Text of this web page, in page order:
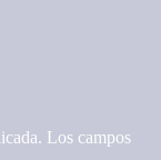
Los campos